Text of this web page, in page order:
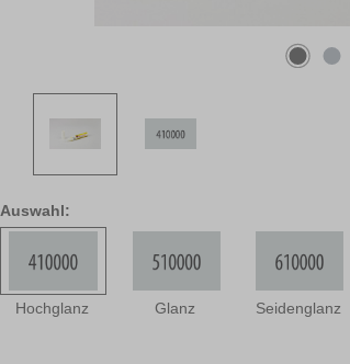
Auswahl:
Hochglanz Glanz Seidenglanz